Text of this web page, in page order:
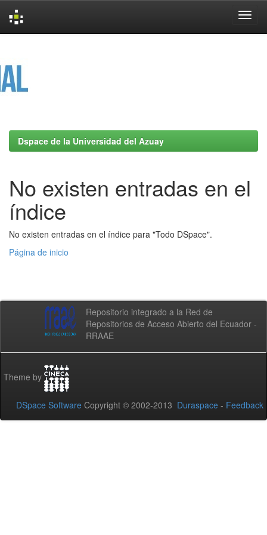
Dspace de la Universidad del Azuay
No existen entradas en el
índice
No existen entradas en el índice para "Todo DSpace".
Página de inicio
Repositorio integrado a la Red de
Repositorios de Acceso Abierto del Ecuador -
RRAAE
Theme by
DSpace Software Copyright © 2002-2013 Duraspace - Feedback